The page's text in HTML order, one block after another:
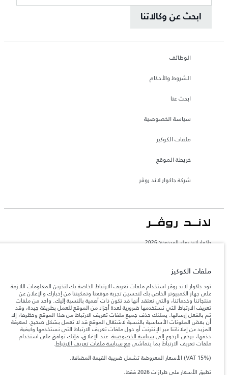
ابحث عن وكالاتنا
الوظائف
الشروط والأحكام
ابحث عنا
سياسة الخصوصية
ملفات الكوكيز
خريطة الموقع
شركة جاكوار لاند روڤر
جاكوار لاند روڨر المحدودة: 2026
تعكس الأوزان المذكورة مواصفات السيارة القياسية. سوف تؤثر الإكسسوارات وغيرها من
العناصر المثبتة بعد نقطة التصنيع في الحمولة. تأكد من عدم تجاوز الوزن الإجمالي للسيارة
والحمولة.
المعلومات والمواصفات والأسعار والألوان المذكورة على هذا الموقع قد تختلف من بلد إلى
آخر، كما أنّها قد تتغير بدون إشعار مسبق. الرجاء التواصل مع وكيلنا المحلي للتأكد من توفّرها
والتحقق من الأسعار.
ملاحظة مهمة حول الصور والمواصفات. إن النقص العالمي في أشباه الموصلات يؤثر حاليًا
في مواصفات تصميم السيارات وتوفر الخيارات وتوقيتات التصاميم. هذا ظرف ديناميكي
للغاية، ونتيجة لذلك، قد لا تمثّل الصور المستخدَمة ضمن موقع الويب حاليًا المواصفات الحالية
بالكامل بالنسبة إلى الميزات والخيارات والحلية ومجموعات الألوان. يرجى استشارة وكيلك الذي
سيتمكّن من تأكيد أي تقييدات حالية معك للسماح لك باتخاذ قرار مدروس
ملفات الكوكيز
تود جاكوار لاند روڤر استخدام ملفات تعريف الارتباط الخاصة بك لتخزين المعلومات اللازمة
على جهاز الكمبيوتر الخاص بك لتحسين تجربة موقعنا وتمكيننا من إخبارك والإعلان عن
منتجاتنا وخدماتنا، والتي نعتقد أنها قد تكون ذات أهمية بالنسبة إليك. واحد من ملفات
تعريف الارتباط التي نستخدمها ضرورية لعدة أجزاء من الموقع للعمل بطريقة جيدة، وقد
تم بالفعل إرسالها. يمكنك حذف جميع ملفات تعريف الارتباط من هذا الموقع وحظرها، إلا
أن بعض المكونات الأساسية بالنسبة لاشتغال الموقع قد لا تعمل بشكل صحيح. لمعرفة
المزيد عن إعلاناتنا عبر الإنترنت أو حول ملفات تعريف الارتباط التي نستخدمها وكيفية
حذفها، يرجى الرجوع إلى سياسة الخصوصية. عند الإغلاق، فإنك توافق على استخدام
ملفات تعريف الارتباط بما يتماشىمع سياسة ملفات تعريف الارتباط.
(VAT 15%) الأسعار المعروضة تشمل ضريبة القيمة المضافة.
تطبق الأسعار على طرازات 2026 فقط.‎